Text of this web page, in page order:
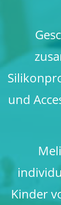
und
Kinder